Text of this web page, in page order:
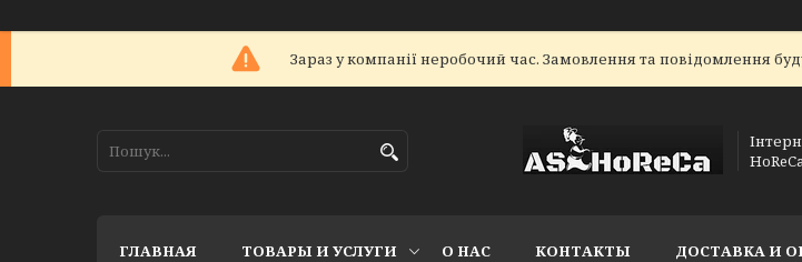
Зараз у компанії неробочий час. Замовлення та повідомлення
ГЛАВНАЯ ТОВАРЫ И УСЛУГИ О НАС КОНТАКТЫ ДОСТАВКА И